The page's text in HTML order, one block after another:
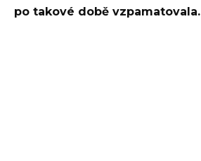
po takové době vzpamatovala.